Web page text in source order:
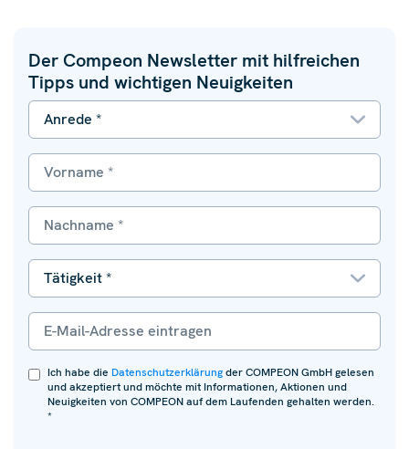
Der Compeon Newsletter mit hilfreichen
Tipps und wichtigen Neuigkeiten
Ich habe die Datenschutzerklärungder COMPEON GmbH gelesen
und akzeptiert und möchte mit Informationen, Aktionen und
Neuigkeiten von COMPEON auf dem Laufenden gehalten werden.
*